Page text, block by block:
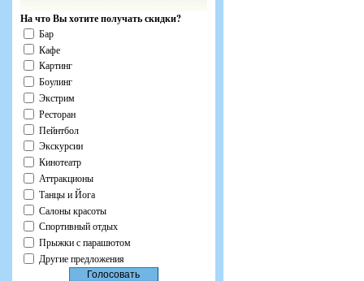
На что Вы хотите получать скидки?
Бар
Кафе
Картинг
Боулинг
Экстрим
Ресторан
Пейнтбол
Экскурсии
Кинотеатр
Аттракционы
Танцы и Йога
Салоны красоты
Спортивный отдых
Прыжки с парашютом
Другие предложения